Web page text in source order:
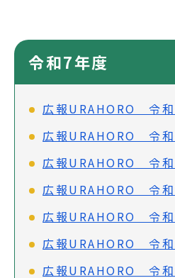
令和7年度
広報URAHORO 令和
広報URAHORO 令和
広報URAHORO 令和
広報URAHORO 令和
広報URAHORO 令和
広報URAHORO 令和
広報URAHORO 令和